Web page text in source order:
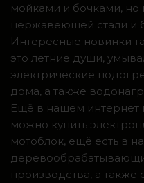
мойками и бочками, но
нержавеющей стали и
Интересные новинки
это летние души,
электрические
дома, а также
Ещё в нашем интернет
можно купить
мотоблок, ещё есть в
производства, а также